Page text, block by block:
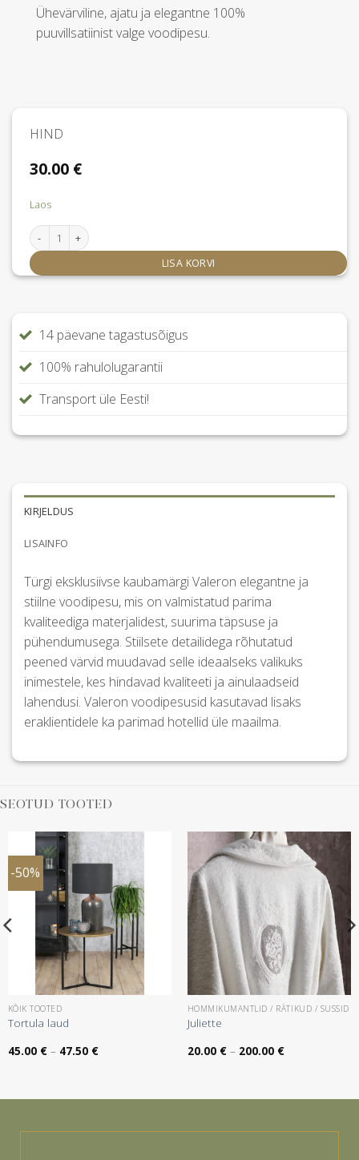
Ühevärviline, ajatu ja elegantne 100%
puuvillsatiinist valge voodipesu.
HIND
30.00 €
Laos
Luna White padjapüür 50x60 cm kogus
LISA KORVI
14 päevane tagastusõigus
100% rahulolugarantii
Transport üle Eesti!
KIRJELDUS
LISAINFO
Türgi eksklusiivse kaubamärgi Valeron elegantne ja
stiilne voodipesu, mis on valmistatud parima
kvaliteediga materjalidest, suurima täpsuse ja
pühendumusega. Stiilsete detailidega rõhutatud
peened värvid muudavad selle ideaalseks valikuks
inimestele, kes hindavad kvaliteeti ja ainulaadseid
lahendusi. Valeron voodipesusid kasutavad lisaks
eraklientidele ka parimad hotellid üle maailma.
SEOTUD TOOTED
-50%
KÕIK TOOTED
Tortula laud
45.00 € – 47.50 €Hinnavahemik:
45.00 €
HOMMIKUMANTLID / RÄTIKUD / SUSSID
Juliette
20.00 € – 200.00 €Hinnavahemik:
20.00 €